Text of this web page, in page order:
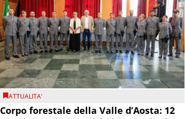
ATTUALITA'
Corpo forestale della Valle d’Aosta: 12